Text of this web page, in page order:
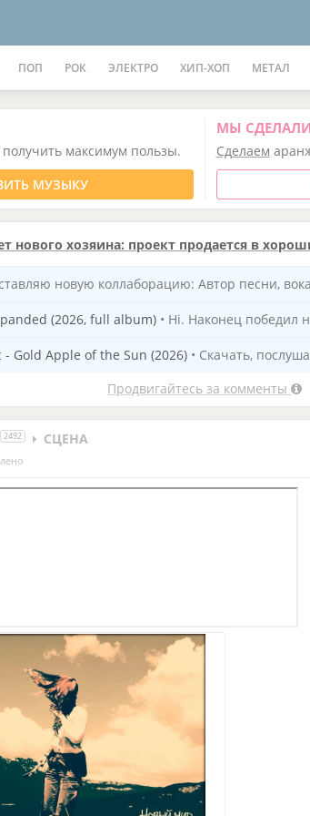
ПОП РОК ЭЛЕКТРО ХИП-ХОП МЕТАЛ
получить максимум пользы.
МУЗЫКУ
МЫ СДЕЛАЛИ
Сделаем
хозяина: проект продается в
Автор песни, вокал - Александр Дробин Аранжировка, инструменты, сведение - Игорь Панизников (ipdf). Первоначальный вариант этой песни я
(2026, full album) • Hi. Наконец победил нехочуху и допилил 23-й альбом JB Sens, которым продолжаю линейку альбомов, объединённых
- Gold Apple of the Sun (2026) • Скачать, послушать тут: На сей раз у песни уже есть история. Текст написал аж в 14 году. Под
Продвигайтесь за комменты
2492 СЦЕНА